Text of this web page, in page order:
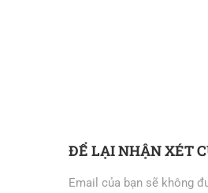
ĐỂ LẠI NHẬN XÉT
Email của bạn sẽ không